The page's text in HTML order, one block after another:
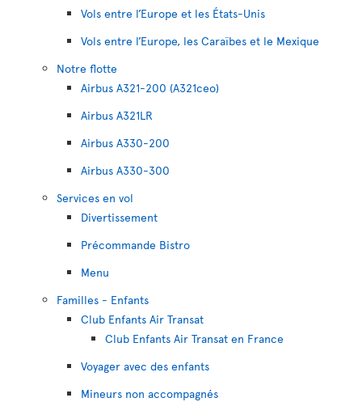
Vols entre l’Europe et les États-Unis
Vols entre l’Europe, les Caraïbes et le Mexique
Notre flotte
Airbus A321-200 (A321ceo)
Airbus A321LR
Airbus A330-200
Airbus A330-300
Services en vol
Divertissement
Précommande Bistro
Menu
Familles - Enfants
Club Enfants Air Transat
Club Enfants Air Transat en France
Voyager avec des enfants
Mineurs non accompagnés